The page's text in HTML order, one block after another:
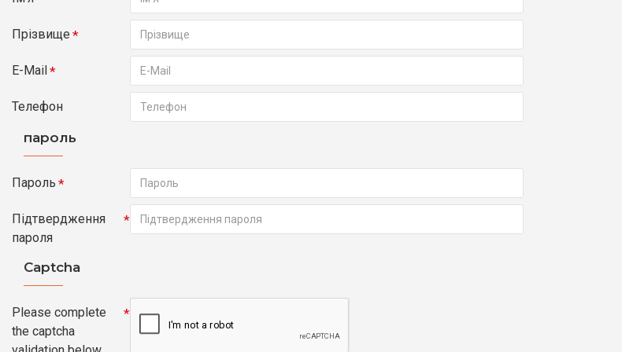
Прізвище
E-Mail
Телефон
пароль
Пароль
Підтвердження
пароля
Captcha
Please complete
the captcha